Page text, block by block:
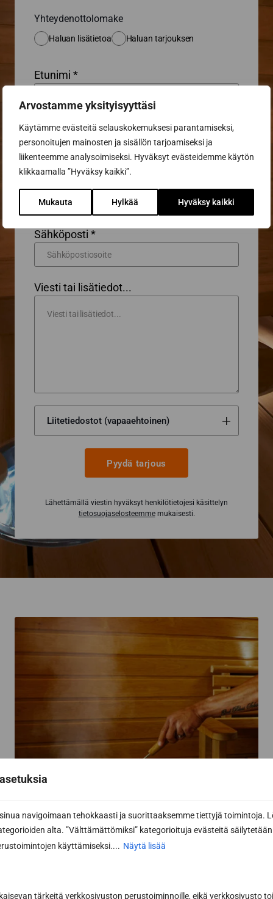
Arvostamme yksityisyyttäsi
Käytämme evästeitä selauskokemuksesi parantamiseksi,
personoitujen mainosten ja sisällön tarjoamiseksi ja
liikenteemme analysoimiseksi. Hyväksyt evästeidemme käytön
klikkaamalla ”Hyväksy kaikki”.
Mukauta Hylkää Hyväksy kaikki
navigoimaan tehokkaasti ja suorittaaksemme tiettyjä toimintoja.
alta. ”Välttämättömiksi” kategorioituja evästeitä säilytetään
käyttämiseksi.... Näytä lisää
tärkeitä verkkosivuston perustoiminnoille, eikä verkkosivusto
Yhteydenottolomake
Haluan lisätietoa Haluan tarjouksen
Etunimi *
Sukunimi *
Sähköposti *
Viesti tai lisätiedot...
Pyydä tarjous
Lähettämällä viestin hyväksyt henkilötietojesi käsittelyn
tietosuojaselosteemmemukaisesti.